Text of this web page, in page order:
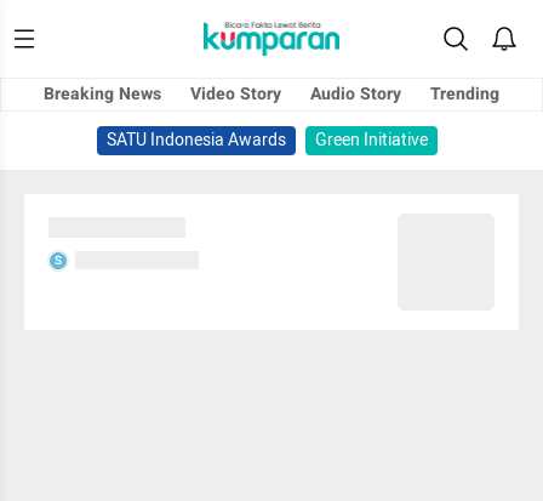
Breaking News Video Story Audio Story
Trending
SATU Indonesia Awards
Green Initiative
S